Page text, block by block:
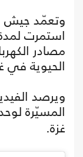
وتعمّد جيش
استمرت
مصادر
الحيوية في
ويرصد
المسيّرة
غزة.